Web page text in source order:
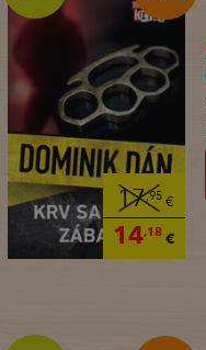
17,95€
14,18€